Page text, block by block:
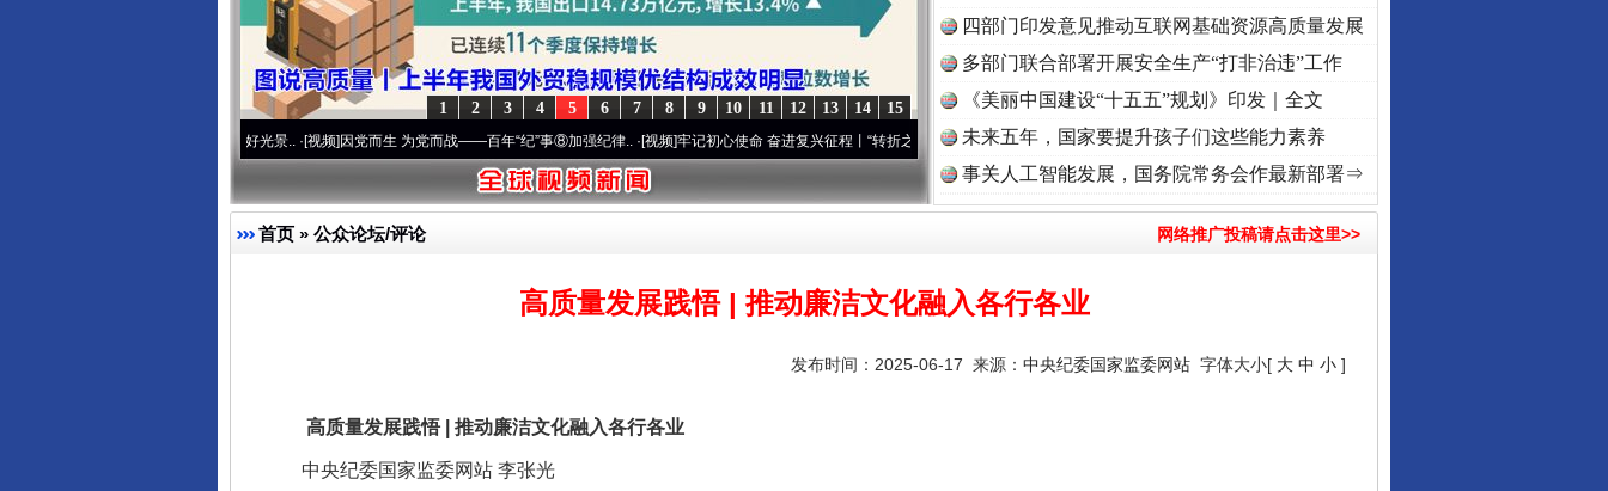
15
14
13
12
11
10
9
8
7
6
5
4
3
2
1
·[视频]因党而生 为党而战——百年“纪”事⑧加强纪律..·[视频]牢记初心使命 奋进复兴征程丨“转折之城”激荡..·[视频] 牢记初心使命 奋进复兴征程丨红船起航处 潮起..·[视频]一首歌的时间，读懂乐至的“诗与远方”
读
四部门印发意见推动互联网基础资源高质量发展
多部门联合部署开展安全生产“打非治违”工作
《美丽中国建设“十五五”规划》印发｜全文
未来五年，国家要提升孩子们这些能力素养
事关人工智能发展，国务院常务会作最新部署⇒
首页 » 公众论坛/评论 网络推广投稿请点击这里>>
高质量发展践悟 | 推动廉洁文化融入各行各业
发布时间：2025-06-17 来源： 中央纪委国家监委网站 字体大小[ 大 中 小 ]
高质量发展践悟 | 推动廉洁文化融入各行各业
中央纪委国家监委网站 李张光